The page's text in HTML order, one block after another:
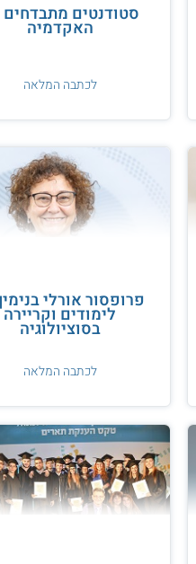
סטודנטים
האקדמיה
לכתבה המלאה
פרופסור אורלי
לימודים וקריירה
בסוציולוגיה
לכתבה המלאה